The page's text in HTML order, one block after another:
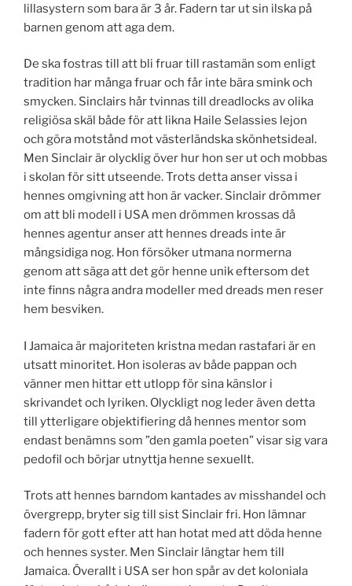
lillasystern som bara är 3 år. Fadern tar ut sin ilska på
barnen genom att aga dem.
De ska fostras till att bli fruar till rastamän som enligt
tradition har många fruar och får inte bära smink och
smycken. Sinclairs hår tvinnas till dreadlocks av olika
religiösa skäl både för att likna Haile Selassies lejon
och göra motstånd mot västerländska skönhetsideal.
Men Sinclair är olycklig över hur hon ser ut och mobbas
i skolan för sitt utseende. Trots detta anser vissa i
hennes omgivning att hon är vacker. Sinclair drömmer
om att bli modell i USA men drömmen krossas då
hennes agentur anser att hennes dreads inte är
mångsidiga nog. Hon försöker utmana normerna
genom att säga att det gör henne unik eftersom det
inte finns några andra modeller med dreads men reser
hem besviken.
I Jamaica är majoriteten kristna medan rastafari är en
utsatt minoritet. Hon isoleras av både pappan och
vänner men hittar ett utlopp för sina känslor i
skrivandet och lyriken. Olyckligt nog leder även detta
till ytterligare objektifiering då hennes mentor som
endast benämns som ”den gamla poeten” visar sig vara
pedofil och börjar utnyttja henne sexuellt.
Trots att hennes barndom kantades av misshandel och
övergrepp, bryter sig till sist Sinclair fri. Hon lämnar
fadern för gott efter att han hotat med att döda henne
och hennes syster. Men Sinclair längtar hem till
Jamaica. Överallt i USA ser hon spår av det koloniala